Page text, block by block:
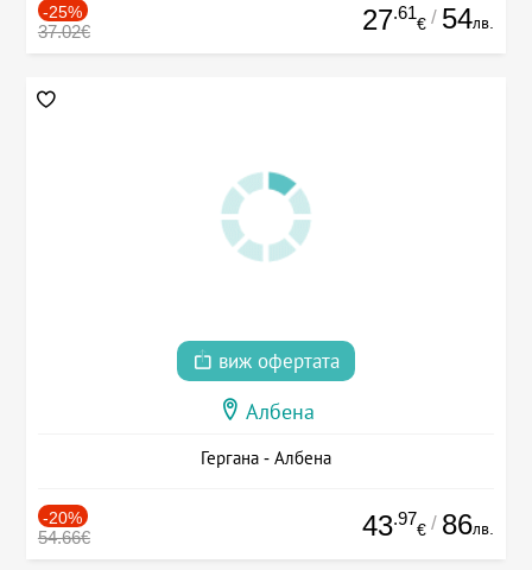
-25%
37.02€ 27.61
€ / 54лв.
виж офертата
Албена
Гергана - Албена
-20%
54.66€ 43.97
€ / 86лв.